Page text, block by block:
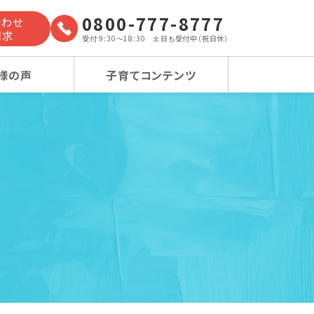
の声 子育てコンテンツ
せ
0800-777-8777
受付 9:30～18:30 土日も受付中（祝日休）